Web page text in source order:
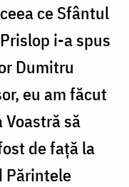
ce Sfântul
i-a spus
Dumitru
eu am făcut
să
de față la
Părintele